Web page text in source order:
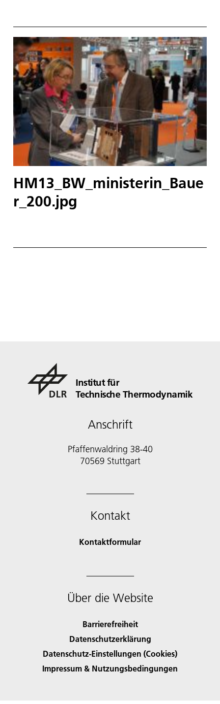
HM13_BW_ministerin_Baue
r_200.jpg
Institut für
Technische Thermodynamik
Anschrift
Pfaffenwaldring 38-40
70569 Stuttgart
Kontakt
Kontaktformular
Über die Website
Barrierefreiheit
Datenschutzerklärung
Datenschutz-Einstellungen (Cookies)
Impressum & Nutzungsbedingungen